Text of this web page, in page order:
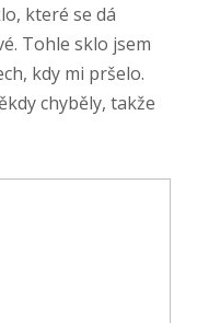
které se dá
Tohle sklo jsem
kdy mi pršelo.
chyběly, takže